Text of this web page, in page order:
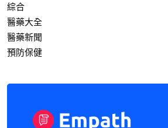
綜合
醫藥大全
醫藥新聞
預防保健